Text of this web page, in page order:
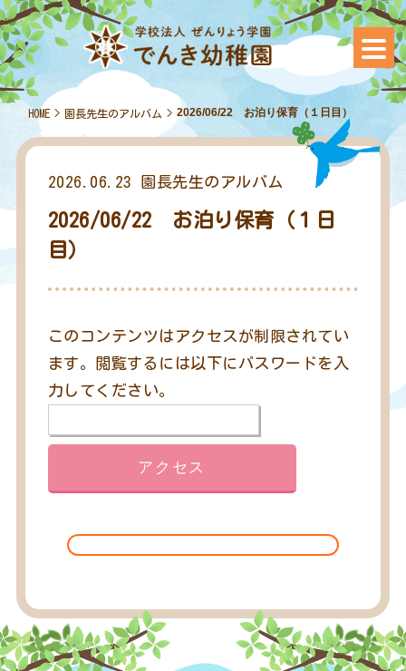
HOME > 園長先生のアルバム > 2026/06/22 お泊り保育（１日目）
2026.06.23 園長先生のアルバム
2026/06/22 お泊り保育（１日
目）
このコンテンツはアクセスが制限されてい
ます。閲覧するには以下にパスワードを入
力してください。